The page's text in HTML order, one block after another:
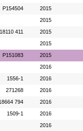
P154504 2015
2015
411 2015
2015
P151083 2015
2016
1556-1 2016
271268 2016
794 2016
1509-1 2016
2016